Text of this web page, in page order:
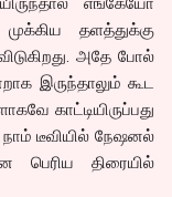
தளத்துக்கு
அதே போல்
இருந்தாலும் கூட
காட்டியிருப்பது
டீவியில் நேஷனல்
பெரிய திரையில்